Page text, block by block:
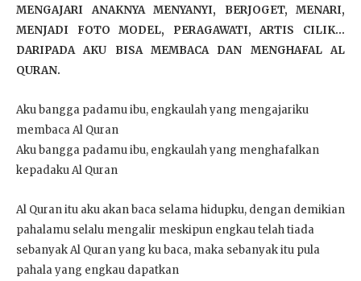
MENGAJARI ANAKNYA MENYANYI, BERJOGET, MENARI,
MENJADI FOTO MODEL, PERAGAWATI, ARTIS CILIK…
DARIPADA AKU BISA MEMBACA DAN MENGHAFAL AL
QURAN.
Aku bangga padamu ibu, engkaulah yang mengajariku
membaca Al Quran
Aku bangga padamu ibu, engkaulah yang menghafalkan
kepadaku Al Quran
Al Quran itu aku akan baca selama hidupku, dengan demikian
pahalamu selalu mengalir meskipun engkau telah tiada
sebanyak Al Quran yang ku baca, maka sebanyak itu pula
pahala yang engkau dapatkan